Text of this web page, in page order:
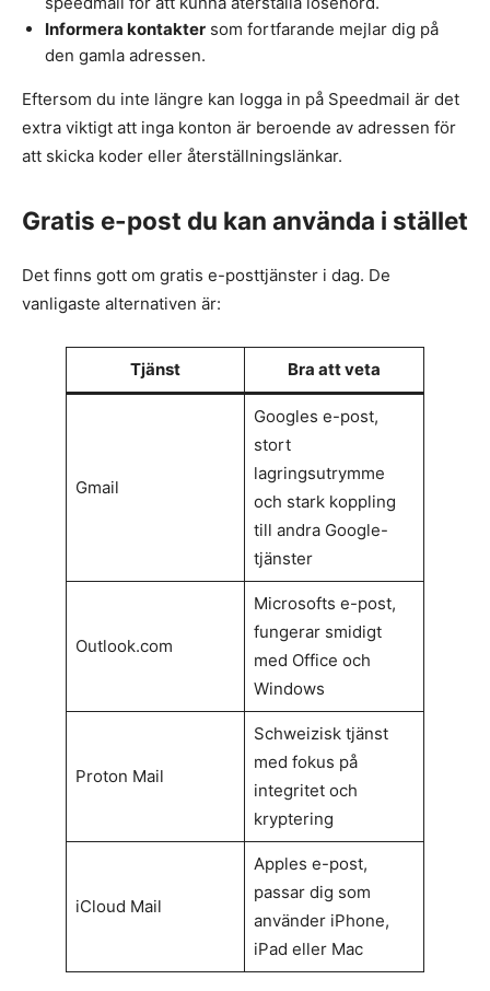
Informera kontakter som fortfarande mejlar dig på
den gamla adressen.
Eftersom du inte längre kan logga in på Speedmail är det
extra viktigt att inga konton är beroende av adressen för
att skicka koder eller återställningslänkar.
Gratis e-post du kan använda i stället
Det finns gott om gratis e-posttjänster i dag. De
vanligaste alternativen är:
Tjänst Bra att veta
Gmail
Googles e-post,
stort
lagringsutrymme
och stark koppling
till andra Google-
tjänster
Outlook.com
Microsofts e-post,
fungerar smidigt
med Office och
Windows
Proton Mail
Schweizisk tjänst
med fokus på
integritet och
kryptering
iCloud Mail
Apples e-post,
passar dig som
använder iPhone,
iPad eller Mac